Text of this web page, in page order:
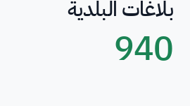
بلاغات البلدية
940